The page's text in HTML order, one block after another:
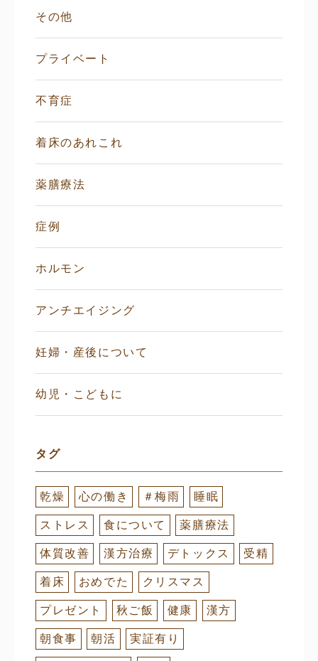
その他
プライベート
不育症
着床のあれこれ
薬膳療法
症例
ホルモン
アンチエイジング
妊婦・産後について
幼児・こどもに
タグ
乾燥 心の働き ＃梅雨 睡眠
ストレス 食について 薬膳療法
体質改善 漢方治療 デトックス 受精
着床 おめでた クリスマス
プレゼント 秋ご飯 健康 漢方
朝食事 朝活 実証有り